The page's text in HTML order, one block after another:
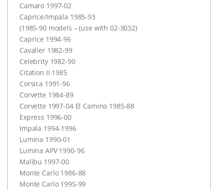
Camaro 1997-02
Caprice/Impala 1985-93
(1985-90 models – (use with 02-3032)
Caprice 1994-96
Cavalier 1982-99
Celebrity 1982-90
Citation II 1985
Corsica 1991-96
Corvette 1984-89
Corvette 1997-04 El Camino 1985-88
Express 1996-00
Impala 1994-1996
Lumina 1990-01
Lumina APV1990-96
Malibu 1997-00
Monte Carlo 1986-88
Monte Carlo 1995-99